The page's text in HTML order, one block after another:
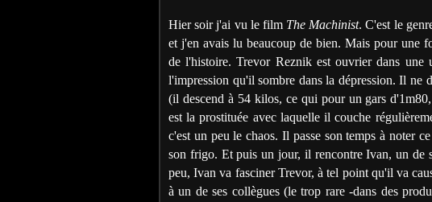
Hier soir j'ai vu le film The Machinist. C'est le
et j'en avais lu beaucoup de bien. Mais pour une
de l'histoire. Trevor Reznik est ouvrier dans une
l'impression qu'il sombre dans la dépression. Il ne
(il descend à 54 kilos, ce qui pour un gars
est la prostituée avec laquelle il couche
c'est un peu le chaos. Il passe son temps à noter
son frigo. Et puis un jour, il rencontre Ivan, un de
peu, Ivan va fasciner Trevor, à tel point qu'il va
à un de ses collègues (le trop rare -dans des